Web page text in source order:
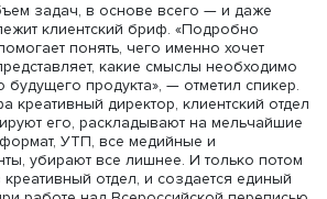
сервисом (менеджерами
должна лечь стратегия,
и трендвотчинг. Два самых
Игоря Бойко, момента —
клиенту. И конечно, директор
следить за климатом в
(и лучше побеждать) во
и премиях. Если пустить все
картина, как на дальнем плане